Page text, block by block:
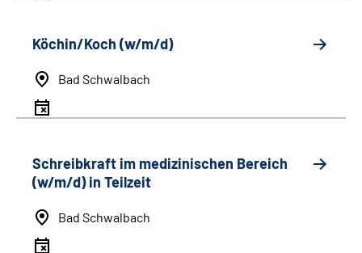
Köchin/Koch (w/m/d)
Bad Schwalbach
Schreibkraft im medizinischen Bereich
(w/m/d) in Teilzeit
Bad Schwalbach